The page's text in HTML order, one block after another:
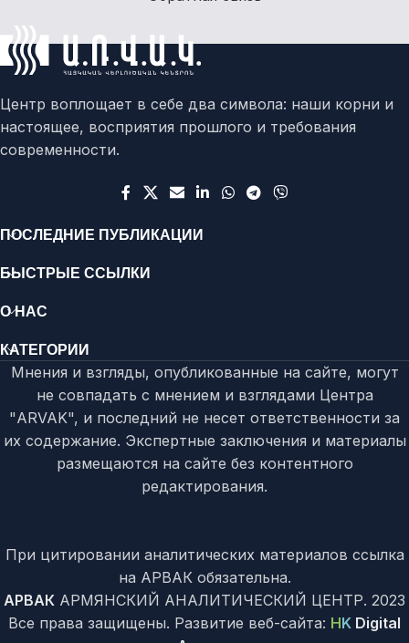
Центр воплощает в себе два символа: наши корни и
настоящее, восприятия прошлого и требования
современности.
ПОСЛЕДНИЕ ПУБЛИКАЦИИ
БЫСТРЫЕ ССЫЛКИ
О НАС
КАТЕГОРИИ
Мнения и взгляды, опубликованные на сайте, могут
не совпадать с мнением и взглядами Центра
"ARVAK", и последний не несет ответственности за
их содержание. Экспертные заключения и материалы
размещаются на сайте без контентного
редактирования.
При цитировании аналитических материалов ссылка
на АРВАК обязательна.
АРВАК АРМЯНСКИЙ АНАЛИТИЧЕСКИЙ ЦЕНТР. 2023
Все права защищены. Развитие веб-сайта: HK Digital